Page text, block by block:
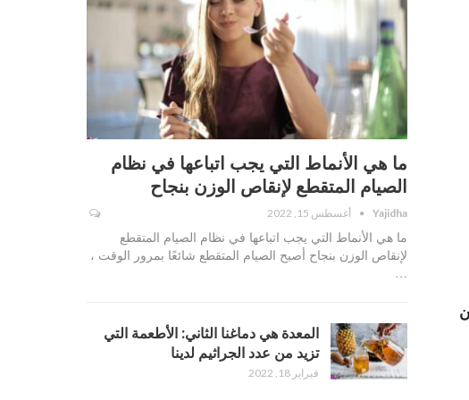
ما هي الأنماط التي يجب اتباعها في نظام
الصيام المتقطع لإنقاص الوزن بنجاح
Yajidha أغسطس 15, 2022
ما هي الأنماط التي يجب اتباعها في نظام الصيام المتقطع
لإنقاص الوزن بنجاح أصبح الصيام المتقطع شائعًا بمرور الوقت ،
…
المعدة هي دماغنا الثاني: الأطعمة التي
تزيد من عدد الجراثيم لدينا
فبراير 18, 2022